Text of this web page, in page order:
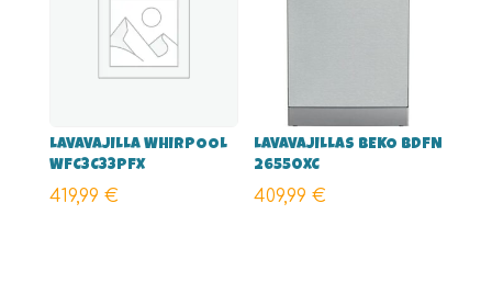
LAVAVAJILLA WHIRPOOL
WFC3C33PFX
419,99 €
LAVAVAJILLAS BEKO BDFN
26550XC
409,99€